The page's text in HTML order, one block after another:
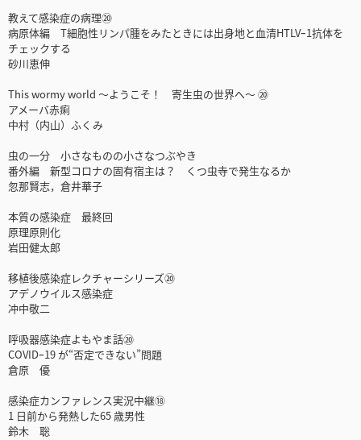
教えて感染症の病理⑳
病原体編 T細胞性リンパ腫をみたときには出身地と血清HTLVｰ1抗体を
チェックする
砂川恵伸
This wormy world ～ようこそ！ 寄生虫の世界へ～ ⑳
アメーバ赤痢
中村（内山）ふくみ
虫の一分 小さなものの小さなつぶやき
番外編 新型コロナの固有宿主は？ くつ虫寺で発生なるか
忽那賢志，倉井華子
本質の感染症 最終回
原理原則化
岩田健太郎
移植後感染症レクチャーシリーズ⑳
アデノウイルス感染症
冲中敬二
呼吸器感染症よもやま話⑳
COVIDｰ19 が“否定できない”問題
倉原 優
感染症カンファレンス実況中継⑱
1 日前から発熱した65 歳男性
鈴木 聡